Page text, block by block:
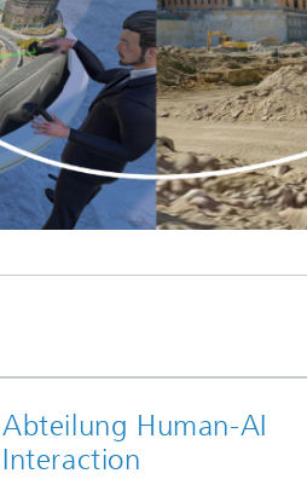
Abteilung Human-AI
Interaction